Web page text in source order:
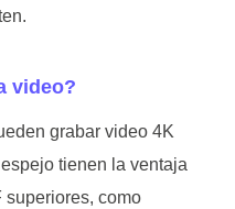
video?
grabar video 4K
tienen la ventaja
superiores, como